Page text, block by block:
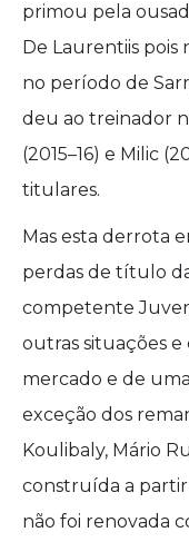
primou pela
De Laurentiis
no período de
deu ao treinador
(2015–16) e Milic
titulares.
Mas esta derrota
perdas de título
competente
outras situações e
mercado e de
exceção dos
Koulibaly, Mário
construída a
não foi renovada